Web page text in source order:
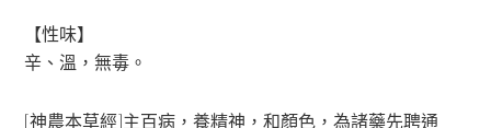
【性味】
辛、溫，無毒。
[神農本草經]主百病，養精神，和顏色，為諸藥先聘通